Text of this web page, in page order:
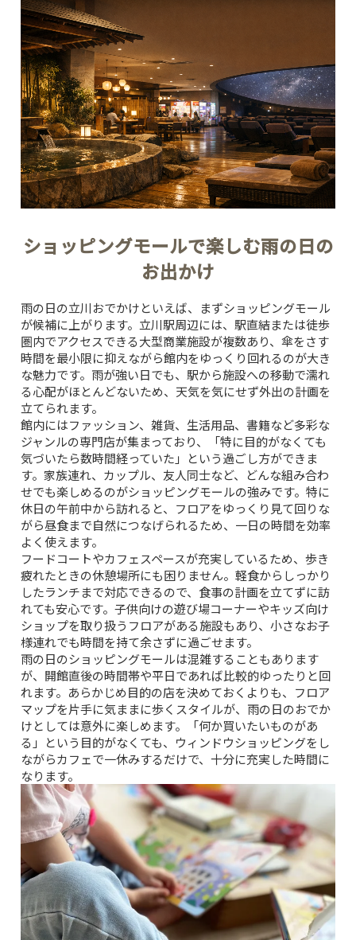
ショッピングモールで楽しむ雨の日の
お出かけ
雨の日の立川おでかけといえば、まずショッピングモール
が候補に上がります。立川駅周辺には、駅直結または徒歩
圏内でアクセスできる大型商業施設が複数あり、傘をさす
時間を最小限に抑えながら館内をゆっくり回れるのが大き
な魅力です。雨が強い日でも、駅から施設への移動で濡れ
る心配がほとんどないため、天気を気にせず外出の計画を
立てられます。
館内にはファッション、雑貨、生活用品、書籍など多彩な
ジャンルの専門店が集まっており、「特に目的がなくても
気づいたら数時間経っていた」という過ごし方ができま
す。家族連れ、カップル、友人同士など、どんな組み合わ
せでも楽しめるのがショッピングモールの強みです。特に
休日の午前中から訪れると、フロアをゆっくり見て回りな
がら昼食まで自然につなげられるため、一日の時間を効率
よく使えます。
フードコートやカフェスペースが充実しているため、歩き
疲れたときの休憩場所にも困りません。軽食からしっかり
したランチまで対応できるので、食事の計画を立てずに訪
れても安心です。子供向けの遊び場コーナーやキッズ向け
ショップを取り扱うフロアがある施設もあり、小さなお子
様連れでも時間を持て余さずに過ごせます。
雨の日のショッピングモールは混雑することもあります
が、開館直後の時間帯や平日であれば比較的ゆったりと回
れます。あらかじめ目的の店を決めておくよりも、フロア
マップを片手に気ままに歩くスタイルが、雨の日のおでか
けとしては意外に楽しめます。「何か買いたいものがあ
る」という目的がなくても、ウィンドウショッピングをし
ながらカフェで一休みするだけで、十分に充実した時間に
なります。